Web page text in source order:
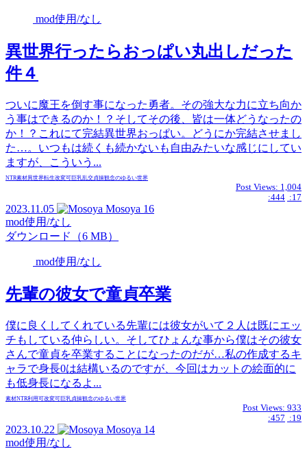
mod使用/なし
異世界行ったらおっぱい丸出しだった
件４
ついに魔王を倒す事になった勇者。その強大な力に立ち向か
う事はできるのか！？そしてその後、皆は一体どうなったの
か！？これにて完結異世界おっぱい。どうにか完結させまし
た…。いつもは続くも続かないも自由みたいな感じにしてい
ますが、こういう...
NTR素材異世界転生改変可巨乳乱交貞操観念のゆるい世界
Post Views: 1,004
:444 :17
2023.11.05 Mosoya 16
mod使用/なし
ダウンロード（6 MB）
mod使用/なし
先輩の彼女で童貞卒業
僕に良くしてくれている先輩には彼女がいて２人は既にエッ
チもしている仲らしい。そしてひょんな事から僕はその彼女
さんで童貞を卒業することになったのだが…私の作成するキ
ャラで身長0は結構いるのですが、今回はカットの絵面的に
も低身長になるよ...
素材NTR利用可改変可巨乳 貞操観念のゆるい世界
Post Views: 933
:457 :19
2023.10.22 Mosoya 14
mod使用/なし